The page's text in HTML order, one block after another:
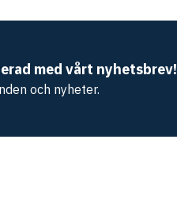
med vårt nyhetsbrev!
och nyheter.